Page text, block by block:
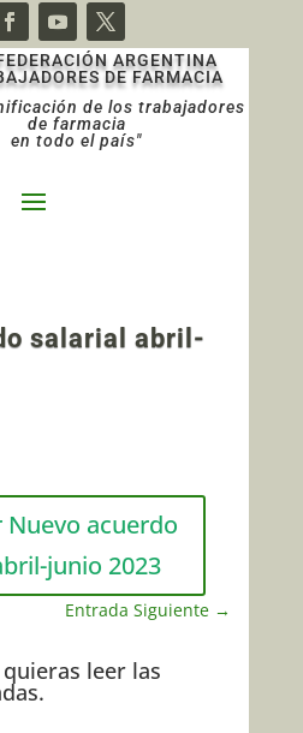
ARGENTINA
DE FARMACIA
de los trabajadores
de farmacia
en todo el país"
salarial abril-
Nuevo acuerdo
junio 2023
Entrada Siguiente →
leer las